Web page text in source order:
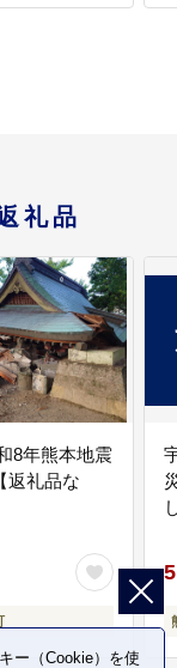
礼品
8年熊本地震
返礼品な
ー（Cookie）を使